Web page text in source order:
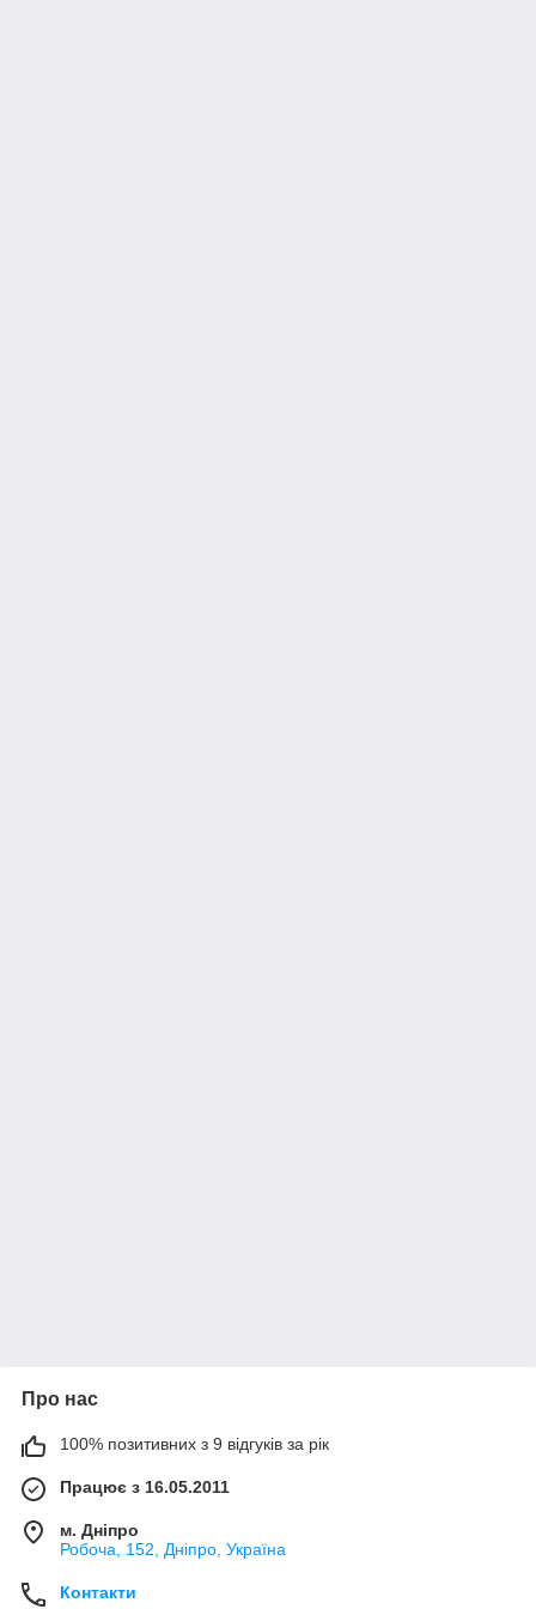
Про нас
100% позитивних з 9 відгуків за рік
Працює з 16.05.2011
м. Дніпро
Робоча, 152, Дніпро, Україна
Контакти